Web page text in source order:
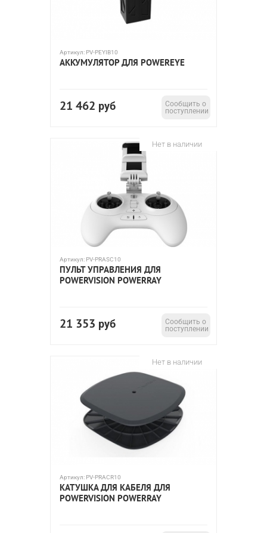
Артикул: PV-PEYIB10
АККУМУЛЯТОР ДЛЯ POWEREYE
21 462 руб
Сообщить о
поступлении
Нет в наличии
Артикул: PV-PRASC10
ПУЛЬТ УПРАВЛЕНИЯ ДЛЯ
POWERVISION POWERRAY
21 353 руб
Сообщить о
поступлении
Нет в наличии
Артикул: PV-PRACR10
КАТУШКА ДЛЯ КАБЕЛЯ ДЛЯ
POWERVISION POWERRAY